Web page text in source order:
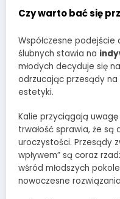
Czy warto bać się
Współczesne
ślubnych stawia na
młodych decyduje się
odrzucając przesądy
estetyki.
Kalie przyciągają
trwałość sprawia, że są
uroczystości. Przesądy
wpływem” są coraz
wśród młodszych
nowoczesne